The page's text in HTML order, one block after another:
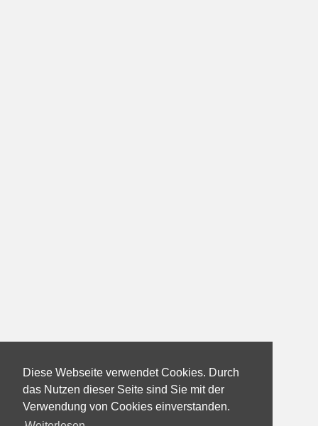
Diese Webseite verwendet Cookies. Durch
das Nutzen dieser Seite sind Sie mit der
Verwendung von Cookies einverstanden.